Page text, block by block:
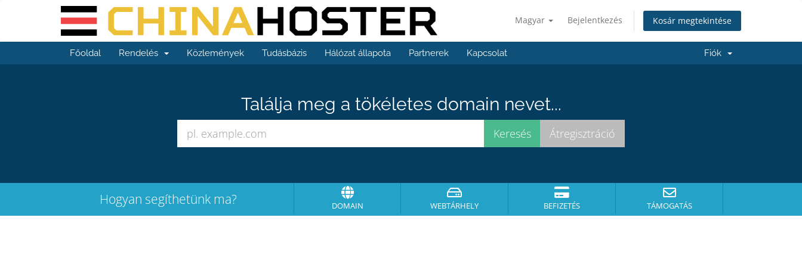
Magyar Bejelentkezés Kosár megtekintése
Főoldal Rendelés Közlemények Tudásbázis Hálózat állapota Partnerek Kapcsolat Fiók
Találja meg a tökéletes domain nevet...
Hogyan segíthetünk ma? DOMAIN WEBTÁRHELY BEFIZETÉS TÁMOGATÁS